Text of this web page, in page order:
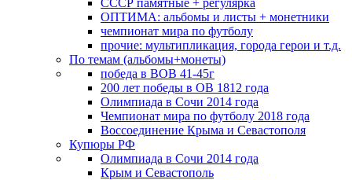
СССР памятные + регулярка
ОПТИМА: альбомы и листы + монетники
чемпионат мира по футболу
прочие: мультипликация, города герои и т.д.
По темам (альбомы+монеты)
победа в ВОВ 41-45г
200 лет победы в ОВ 1812 года
Олимпиада в Сочи 2014 года
Чемпионат мира по футболу 2018 года
Воссоединение Крыма и Севастополя
Купюры РФ
Олимпиада в Сочи 2014 года
Крым и Севастополь